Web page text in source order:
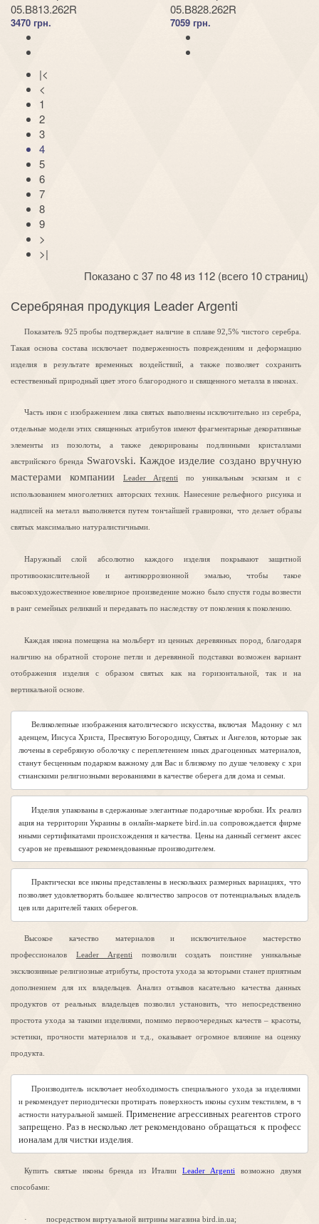
05.B813.262R
3470 грн.
05.B828.262R
7059 грн.
|<
<
1
2
3
4
5
6
7
8
9
>
>|
Показано с 37 по 48 из 112 (всего 10 страниц)
Серебряная продукция Leader Argenti
Показатель 925 пробы подтверждает наличие в сплаве 92,5% чистого серебра.
Такая основа состава исключает подверженность повреждениям и деформацию
изделия в результате временных воздействий, а также позволяет сохранить
естественный природный цвет этого благородного и священного металла в иконах.
Часть икон с изображением лика святых выполнены исключительно из серебра,
отдельные модели этих священных атрибутов имеют фрагментарные декоративные
элементы из позолоты, а также декорированы подлинными кристаллами
австрийского бренда
Swarovski. Каждое изделие создано вручную
мастерами компании
Leader Argenti по уникальным эскизам и с
использованием многолетних авторских техник. Нанесение рельефного рисунка и
надписей на металл выполняется путем тончайшей гравировки, что делает образы
святых максимально натуралистичными.
Наружный слой абсолютно каждого изделия покрывают защитной
противоокислительной и антикоррозионной эмалью, чтобы такое
высокохудожественное ювелирное произведение можно было спустя годы возвести
в ранг семейных реликвий и передавать по наследству от поколения к поколению.
Каждая икона помещена на мольберт из ценных деревянных пород, благодаря
наличию на обратной стороне петли и деревянной подставки возможен вариант
отображения изделия с образом святых как на горизонтальной, так и на
вертикальной основе.
Великолепные изображения католического искусства, включая  Мадонну с мл
аденцем, Иисуса Христа, Пресвятую Богородицу, Святых и Ангелов, которые зак
лючены в серебряную оболочку с переплетением иных драгоценных материалов,
станут бесценным подарком важному для Вас и близкому по душе человеку с хри
стианскими религиозными верованиями в качестве оберега для дома и семьи.
Изделия упакованы в сдержанные элегантные подарочные коробки. Их реализ
ация на территории Украины в онлайн-маркете bird.in.ua сопровождается фирме
нными сертификатами происхождения и качества. Цены на данный сегмент аксес
суаров не превышают рекомендованные производителем.
Практически все иконы представлены в нескольких размерных вариациях, что
позволяет удовлетворять большее количество запросов от потенциальных владель
цев или дарителей таких оберегов.
Высокое качество материалов и исключительное мастерство
профессионалов Leader Argenti позволили создать поистине уникальные
эксклюзивные религиозные атрибуты, простота ухода за которыми станет приятным
дополнением для их владельцев. Анализ отзывов касательно качества данных
продуктов от реальных владельцев позволил установить, что непосредственно
простота ухода за такими изделиями, помимо первоочередных качеств – красоты,
эстетики, прочности материалов и т.д., оказывает огромное влияние на оценку
продукта.
Производитель исключает необходимость специального ухода за изделиями
и рекомендует периодически протирать поверхность иконы сухим текстилем, в ч
астности натуральной замшей. Применение агрессивных реагентов строго
запрещено. Раз в несколько лет рекомендовано обращаться  к професс
ионалам для чистки изделия.
Купить святые иконы бренда из Италии Leader Argenti возможно двумя
способами:
· посредством виртуальной витрины магазина bird.in.ua;